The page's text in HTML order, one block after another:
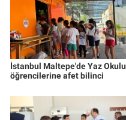
İstanbul Maltepe'de Yaz Okulu
öğrencilerine afet bilinci